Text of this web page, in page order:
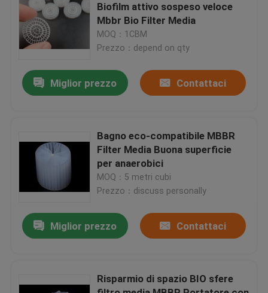
Circa noi
Controllo di qualità
blog
Richieda una citazione
Bio- media di MBBR
Biofilm attivo sospeso veloce
Mbbr Bio Filter Media
MOQ：1CBM
Prezzo：depend on qty
Miglior prezzo Contattaci
Bagno eco-compatibile MBBR
Filter Media Buona superficie
per anaerobici
MOQ：5 metri cubi
Prezzo：discuss personally
Miglior prezzo Contattaci
Risparmio di spazio BIO sfere